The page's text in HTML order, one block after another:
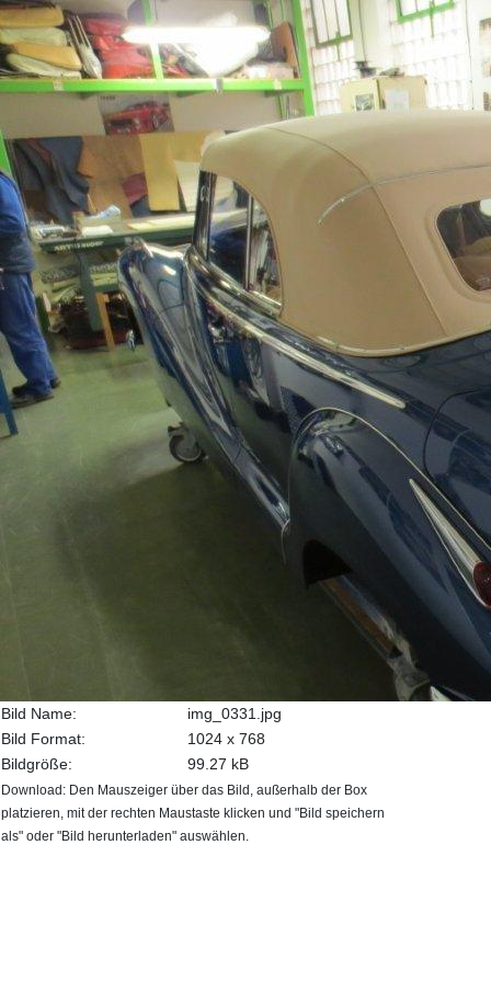
Bild Name:
img_0331.jpg
Bild Format:
1024 x 768
Bildgröße:
99.27 kB
Download: Den Mauszeiger über das Bild, außerhalb der Box
platzieren, mit der rechten Maustaste klicken und "Bild speichern
als" oder "Bild herunterladen" auswählen.